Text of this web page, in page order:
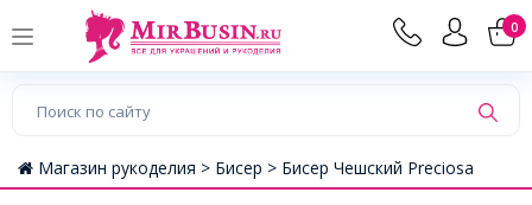
0
Магазин рукоделия > Бисер > Бисер Чешский Preciosa